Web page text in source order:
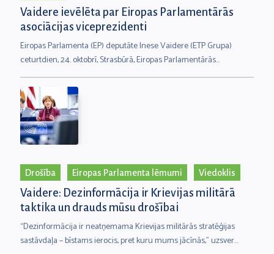
Vaidere ievēlēta par Eiropas Parlamentārās
asociācijas viceprezidenti
Eiropas Parlamenta (EP) deputāte Inese Vaidere (ETP Grupa)
ceturtdien, 24. oktobrī, Strasbūrā, Eiropas Parlamentārās
asociācijas ģenerālajā asamblejā ievēlēta par asociācijas
viceprezidenti. Šajā amatā viņa ir jau kopš 2018. gada.
Drošība Eiropas Parlamenta lēmumi Viedoklis
Vaidere: Dezinformācija ir Krievijas militārā
taktika un drauds mūsu drošībai
“Dezinformācija ir neatņemama Krievijas militārās stratēģijas
sastāvdaļa – bīstams ierocis, pret kuru mums jācīnās,” uzsver